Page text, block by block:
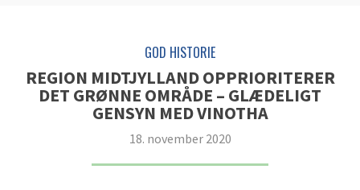
GOD HISTORIE
REGION MIDTJYLLAND OPPRIORITERER
DET GRØNNE OMRÅDE – GLÆDELIGT
GENSYN MED VINOTHA
18. november 2020